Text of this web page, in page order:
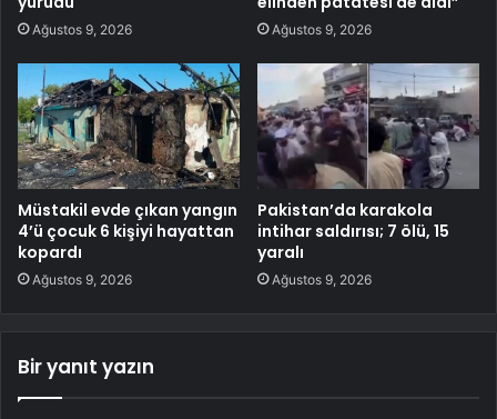
Ağustos 9, 2026 Ağustos 9, 2026
Müstakil evde çıkan yangın
4’ü çocuk 6 kişiyi hayattan
kopardı
Ağustos 9, 2026
Pakistan’da karakola
intihar saldırısı; 7 ölü, 15
yaralı
Ağustos 9, 2026
Bir yanıt yazın